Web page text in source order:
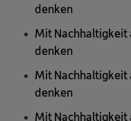
denken
Mit Nachhaltigkeit
denken
Mit Nachhaltigkeit
denken
Mit Nachhaltigkeit